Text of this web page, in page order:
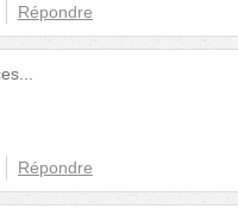
Répondre
Répondre